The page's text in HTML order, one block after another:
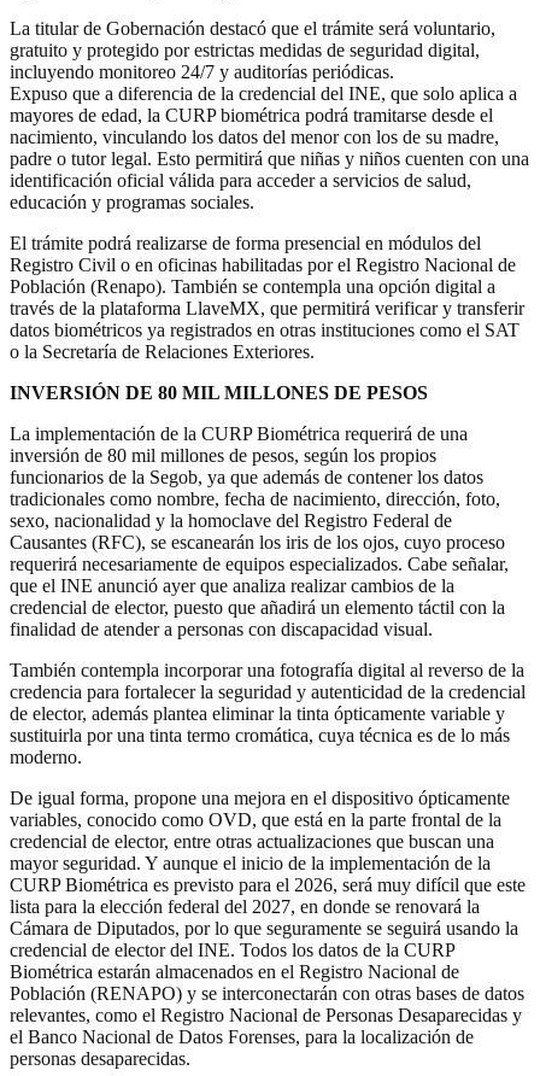
La titular de Gobernación destacó que el trámite será voluntario,
gratuito y protegido por estrictas medidas de seguridad digital,
incluyendo monitoreo 24/7 y auditorías periódicas.
Expuso que a diferencia de la credencial del INE, que solo aplica a
mayores de edad, la CURP biométrica podrá tramitarse desde el
nacimiento, vinculando los datos del menor con los de su madre,
padre o tutor legal. Esto permitirá que niñas y niños cuenten con una
identificación oficial válida para acceder a servicios de salud,
educación y programas sociales.
El trámite podrá realizarse de forma presencial en módulos del
Registro Civil o en oficinas habilitadas por el Registro Nacional de
Población (Renapo). También se contempla una opción digital a
través de la plataforma LlaveMX, que permitirá verificar y transferir
datos biométricos ya registrados en otras instituciones como el SAT
o la Secretaría de Relaciones Exteriores.
INVERSIÓN DE 80 MIL MILLONES DE PESOS
La implementación de la CURP Biométrica requerirá de una
inversión de 80 mil millones de pesos, según los propios
funcionarios de la Segob, ya que además de contener los datos
tradicionales como nombre, fecha de nacimiento, dirección, foto,
sexo, nacionalidad y la homoclave del Registro Federal de
Causantes (RFC), se escanearán los iris de los ojos, cuyo proceso
requerirá necesariamente de equipos especializados. Cabe señalar,
que el INE anunció ayer que analiza realizar cambios de la
credencial de elector, puesto que añadirá un elemento táctil con la
finalidad de atender a personas con discapacidad visual.
También contempla incorporar una fotografía digital al reverso de la
credencia para fortalecer la seguridad y autenticidad de la credencial
de elector, además plantea eliminar la tinta ópticamente variable y
sustituirla por una tinta termo cromática, cuya técnica es de lo más
moderno.
De igual forma, propone una mejora en el dispositivo ópticamente
variables, conocido como OVD, que está en la parte frontal de la
credencial de elector, entre otras actualizaciones que buscan una
mayor seguridad. Y aunque el inicio de la implementación de la
CURP Biométrica es previsto para el 2026, será muy difícil que este
lista para la elección federal del 2027, en donde se renovará la
Cámara de Diputados, por lo que seguramente se seguirá usando la
credencial de elector del INE. Todos los datos de la CURP
Biométrica estarán almacenados en el Registro Nacional de
Población (RENAPO) y se interconectarán con otras bases de datos
relevantes, como el Registro Nacional de Personas Desaparecidas y
el Banco Nacional de Datos Forenses, para la localización de
personas desaparecidas.